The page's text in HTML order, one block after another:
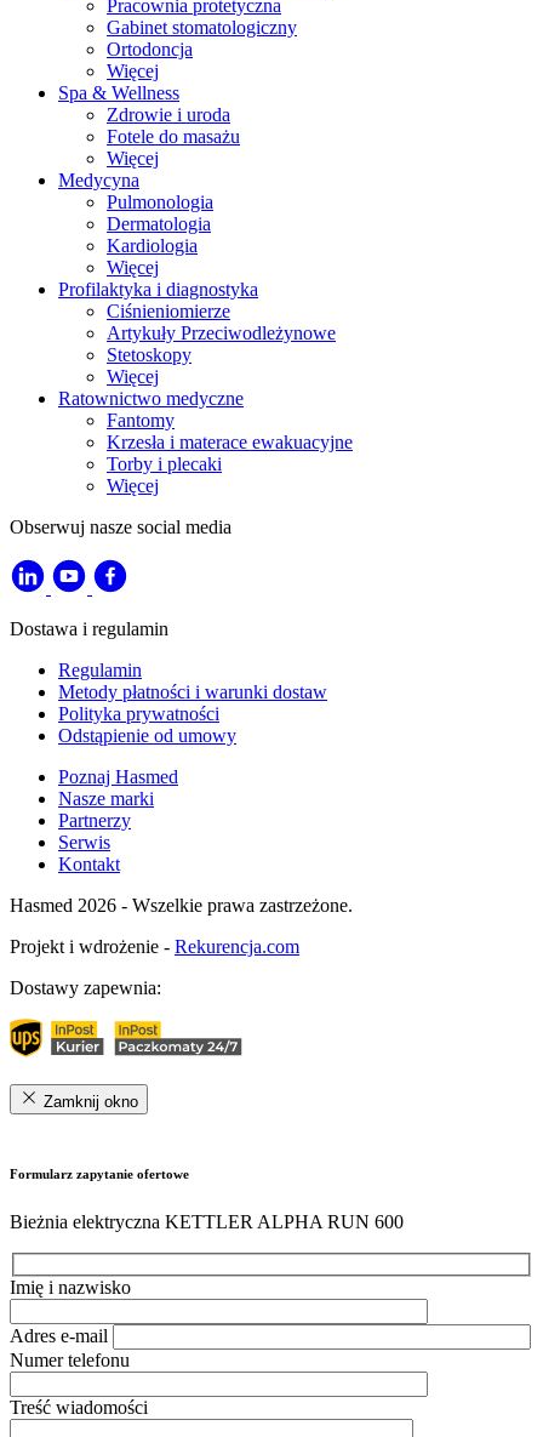
Pracownia protetyczna
Gabinet stomatologiczny
Ortodoncja
Więcej
Spa & Wellness
Zdrowie i uroda
Fotele do masażu
Więcej
Medycyna
Pulmonologia
Dermatologia
Kardiologia
Więcej
Profilaktyka i diagnostyka
Ciśnieniomierze
Artykuły Przeciwodleżynowe
Stetoskopy
Więcej
Ratownictwo medyczne
Fantomy
Krzesła i materace ewakuacyjne
Torby i plecaki
Więcej
Obserwuj nasze social media
Dostawa i regulamin
Regulamin
Metody płatności i warunki dostaw
Polityka prywatności
Odstąpienie od umowy
Poznaj Hasmed
Nasze marki
Partnerzy
Serwis
Kontakt
Hasmed 2026 - Wszelkie prawa zastrzeżone.
Projekt i wdrożenie - Rekurencja.com
Dostawy zapewnia:
Zamknij okno
Formularz zapytanie ofertowe
Bieżnia elektryczna KETTLER ALPHA RUN 600
Imię i nazwisko
Adres e-mail
Numer telefonu
Treść wiadomości